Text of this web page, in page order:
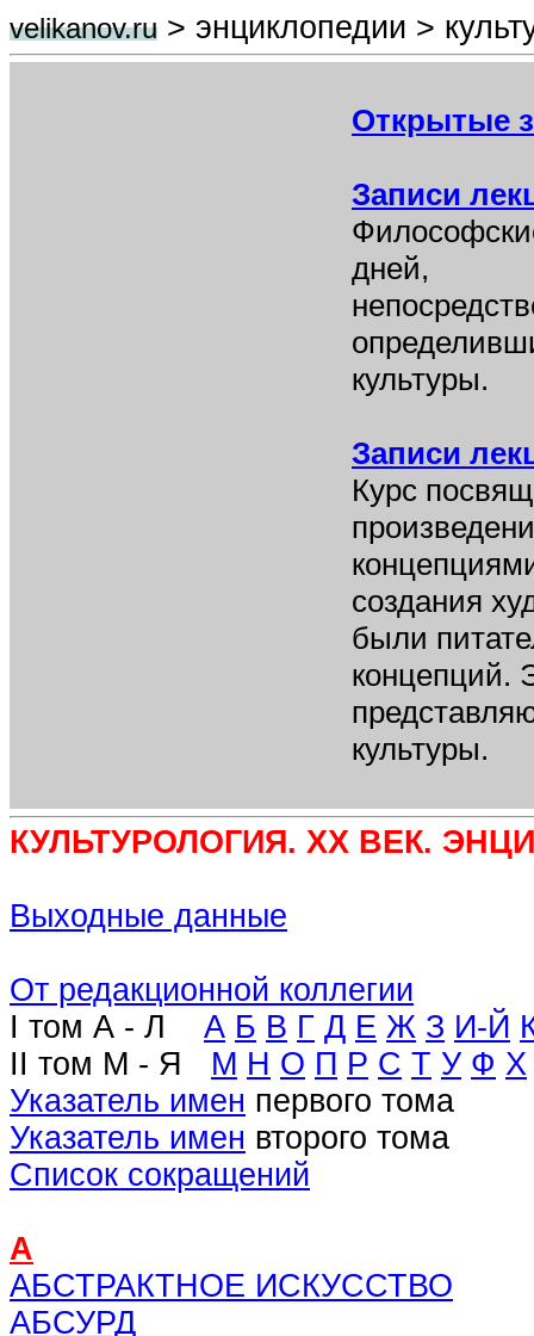
velikanov.ru > энциклопедии >
Открытые
Записи
дней,
культуры.
Записи
Курс
создания
были
концепций.
культуры.
КУЛЬТУРОЛОГИЯ. XX ВЕК. Э
Выходные данные
От редакционной коллегии
I том А - Л А Б В Г Д Е Ж З И-Й
II том М - Я М Н О П Р С Т У Ф Х
Указатель имен первого тома
Указатель имен второго тома
Список сокращений
А
АБСТРАКТНОЕ ИСКУССТВО
АБСУРД